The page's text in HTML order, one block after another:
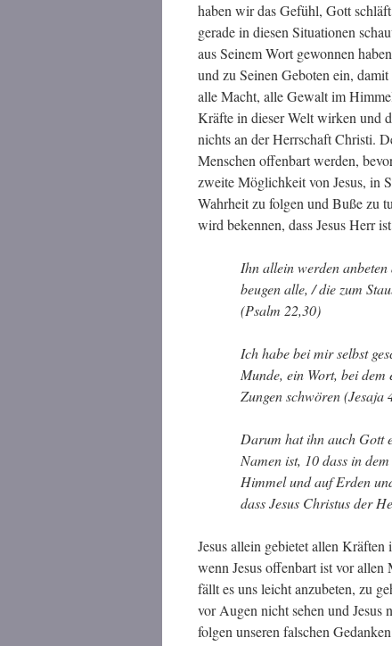
haben wir das Gefühl, Gott
gerade in diesen Situationen
aus Seinem Wort gewonnen
und zu Seinen Geboten ein,
alle Macht, alle Gewalt im
Kräfte in dieser Welt wirken und
nichts an der Herrschaft Christi.
Menschen offenbart werden,
zweite Möglichkeit von Jesus, in
Wahrheit zu folgen und Buße zu
wird bekennen, dass Jesus Herr
Ihn allein werden
beugen alle, / die zum
(Psalm 22,30)
Ich habe bei mir selbst
Munde, ein Wort, bei
Zungen schwören (Jesaja
Darum hat ihn auch Gott
Namen ist, 10 dass in
Himmel und auf Erden
dass Jesus Christus der
Jesus allein gebietet allen
wenn Jesus offenbart ist vor
fällt es uns leicht anzubeten, zu
vor Augen nicht sehen und
folgen unseren falschen